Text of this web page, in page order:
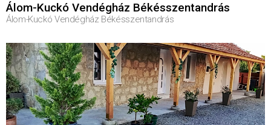
Álom-Kuckó Vendégház Békésszentandrás
Álom-Kuckó Vendégház Békésszentandrás